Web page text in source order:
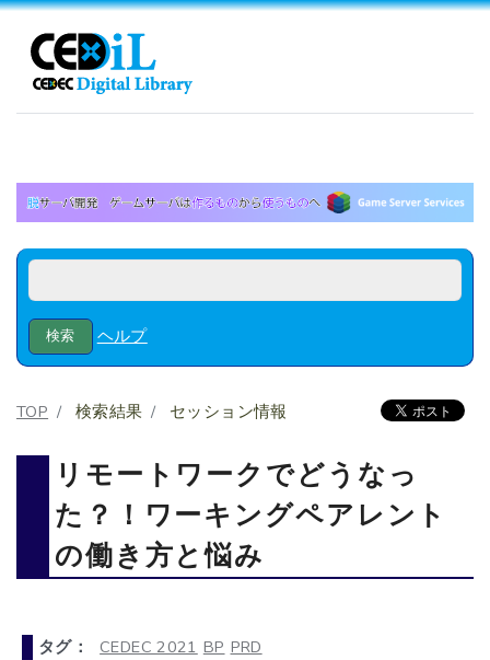
ヘルプ
TOP 検索結果 セッション情報
リモートワークでどうなっ
た？！ワーキングペアレント
の働き方と悩み
タグ： CEDEC 2021 BP PRD